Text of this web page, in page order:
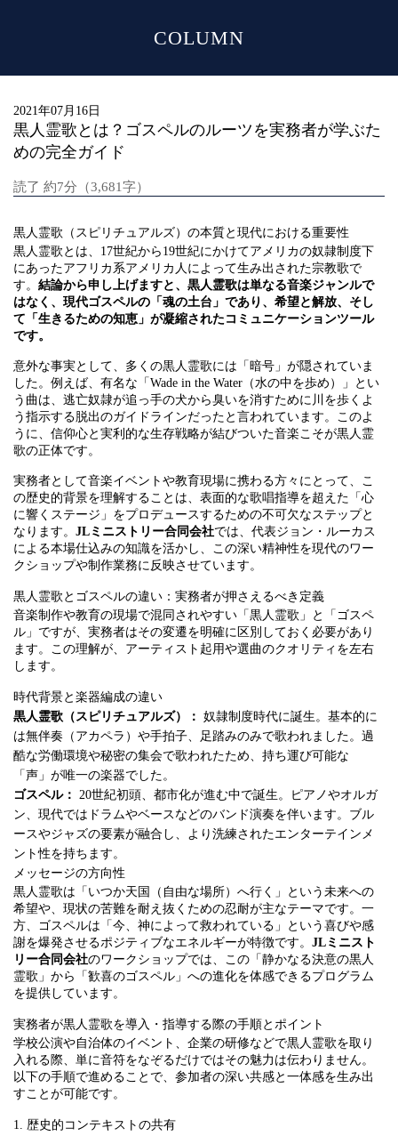
COLUMN
2021年07月16日
黒人霊歌とは？ゴスペルのルーツを実務者が学ぶた
めの完全ガイド
読了 約7分（3,681字）
黒人霊歌（スピリチュアルズ）の本質と現代における重要性
黒人霊歌とは、17世紀から19世紀にかけてアメリカの奴隷制度下
にあったアフリカ系アメリカ人によって生み出された宗教歌で
す。 結論から申し上げますと、黒人霊歌は単なる音楽ジャンルで
はなく、現代ゴスペルの「魂の土台」であり、希望と解放、そし
て「生きるための知恵」が凝縮されたコミュニケーションツール
です。
意外な事実として、多くの黒人霊歌には「暗号」が隠されていま
した。例えば、有名な「Wade in the Water（水の中を歩め）」とい
う曲は、逃亡奴隷が追っ手の犬から臭いを消すために川を歩くよ
う指示する脱出のガイドラインだったと言われています。このよ
うに、信仰心と実利的な生存戦略が結びついた音楽こそが黒人霊
歌の正体です。
実務者として音楽イベントや教育現場に携わる方々にとって、こ
の歴史的背景を理解することは、表面的な歌唱指導を超えた「心
に響くステージ」をプロデュースするための不可欠なステップと
なります。 JLミニストリー合同会社では、代表ジョン・ルーカス
による本場仕込みの知識を活かし、この深い精神性を現代のワー
クショップや制作業務に反映させています。
黒人霊歌とゴスペルの違い：実務者が押さえるべき定義
音楽制作や教育の現場で混同されやすい「黒人霊歌」と「ゴスペ
ル」ですが、実務者はその変遷を明確に区別しておく必要があり
ます。この理解が、アーティスト起用や選曲のクオリティを左右
します。
時代背景と楽器編成の違い
黒人霊歌（スピリチュアルズ）： 奴隷制度時代に誕生。基本的に
は無伴奏（アカペラ）や手拍子、足踏みのみで歌われました。過
酷な労働環境や秘密の集会で歌われたため、持ち運び可能な
「声」が唯一の楽器でした。
ゴスペル： 20世紀初頭、都市化が進む中で誕生。ピアノやオルガ
ン、現代ではドラムやベースなどのバンド演奏を伴います。ブル
ースやジャズの要素が融合し、より洗練されたエンターテインメ
ント性を持ちます。
メッセージの方向性
黒人霊歌は「いつか天国（自由な場所）へ行く」という未来への
希望や、現状の苦難を耐え抜くための忍耐が主なテーマです。一
方、ゴスペルは「今、神によって救われている」という喜びや感
謝を爆発させるポジティブなエネルギーが特徴です。 JLミニスト
リー合同会社のワークショップでは、この「静かなる決意の黒人
霊歌」から「歓喜のゴスペル」への進化を体感できるプログラム
を提供しています。
実務者が黒人霊歌を導入・指導する際の手順とポイント
学校公演や自治体のイベント、企業の研修などで黒人霊歌を取り
入れる際、単に音符をなぞるだけではその魅力は伝わりません。
以下の手順で進めることで、参加者の深い共感と一体感を生み出
すことが可能です。
1. 歴史的コンテキストの共有